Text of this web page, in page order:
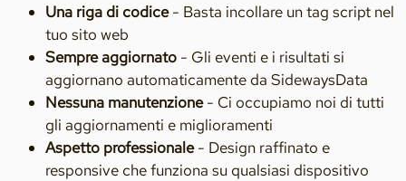
Una riga di codice- Basta incollare un tag script nel
tuo sito web
Sempre aggiornato - Gli eventi e i risultati si
aggiornano automaticamente da SidewaysData
Nessuna manutenzione- Ci occupiamo noi di tutti
gli aggiornamenti e miglioramenti
Aspetto professionale- Design raffinato e
responsive che funziona su qualsiasi dispositivo